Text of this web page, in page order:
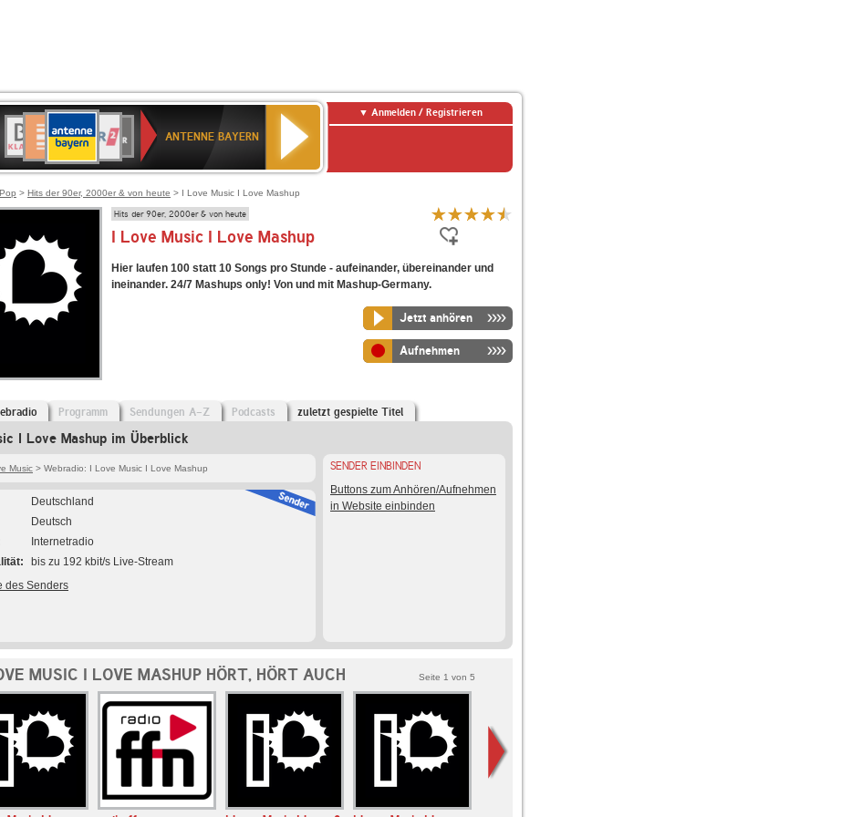
Deutschlandfunk
80er
90er
OLDIE
ANTENNE
SWR3
WDR
4
BR-
KLASSIK
Deutschlandfunk
KulturBAYERN
2
SWR
Kultur
NDR
2
ANTENNE BAYERN
Anmelden / Registrieren
Pop > Hits der 90er, 2000er & von heute > I Love Music I Love Mashup
Hits der 90er, 2000er & von heute
I Love Music I Love Mashup
Hier laufen 100 statt 10 Songs pro Stunde - aufeinander, übereinander und
ineinander. 24/7 Mashups only! Von und mit Mashup-Germany.
Jetzt anhören
Aufnehmen
Programm Sendungen A-Z Podcasts zuletzt gespielte Titel
I Love Mashup im Überblick
Music > Webradio: I Love Music I Love Mashup
Deutschland
Deutsch
Internetradio
bis zu 192 kbit/s Live-Stream
des Senders
SENDER EINBINDEN
Buttons zum Anhören/Aufnehmen
in Website einbinden
MUSIC I LOVE MASHUP HÖRT, HÖRT AUCH Seite 1 von 5